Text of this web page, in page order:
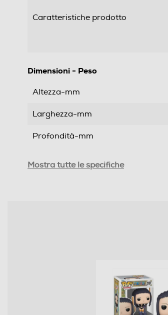
Caratteristiche prodotto
Dimensioni - Peso
Altezza-mm
Larghezza-mm
Profondità-mm
Mostra tutte le specifiche